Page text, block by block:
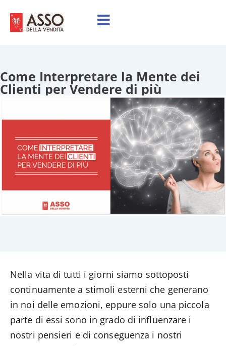
Come Interpretare la Mente dei
Clienti per Vendere di più
Nella vita di tutti i giorni siamo sottoposti
continuamente a stimoli esterni che generano
in noi delle emozioni, eppure solo una piccola
parte di essi sono in grado di influenzare i
nostri pensieri e di conseguenza i nostri